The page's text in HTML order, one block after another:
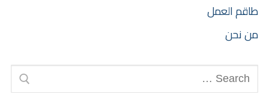
طاقم العمل
من نحن